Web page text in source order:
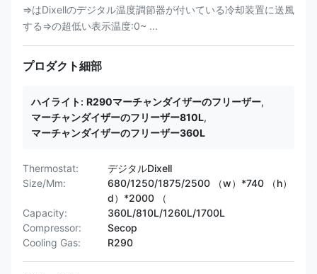
⇒はDixellのデジタル温度調節器が付いている冷却装置に送風
する⇒の超低い表示温度:0~ ...
プロダクト細部
ハイライト: R290マーチャンダイザーのフリーザー,
マーチャンダイザーのフリーザー810L,
マーチャンダイザーのフリーザー360L
Thermostat:
デジタルDixell
Size/Mm:
680/1250/1875/2500 （w）*740 （h）
d）*2000 （
Capacity:
360L/810L/1260L/1700L
Compressor:
Secop
Cooling Gas:
R290